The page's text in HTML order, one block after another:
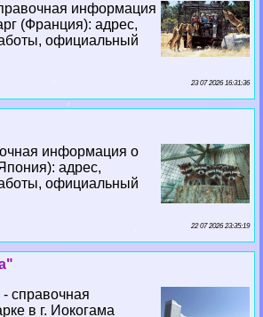
информация
(Франция): адрес,
официальный
23 07 2026 16:31:36
информация о
адрес,
официальный
22 07 2026 23:35:19
справочная
в г. Иокогама